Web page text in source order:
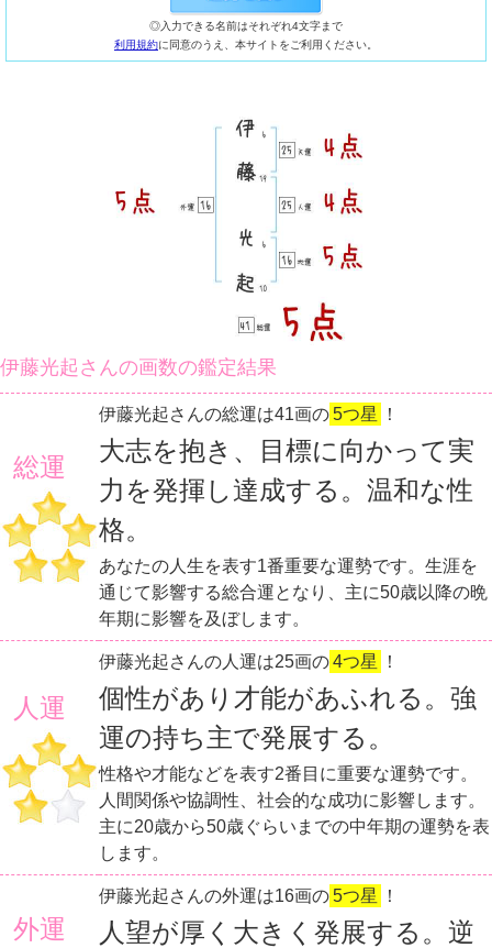
◎入力できる名前はそれぞれ4文字まで
利用規約に同意のうえ、本サイトをご利用ください。
伊藤光起さんの画数の鑑定結果
総運
伊藤光起さんの総運は41画の5つ星 ！
大志を抱き、目標に向かって実
力を発揮し達成する。温和な性
格。
あなたの人生を表す1番重要な運勢です。生涯を
通じて影響する総合運となり、主に50歳以降の晩
年期に影響を及ぼします。
人運
伊藤光起さんの人運は25画の4つ星 ！
個性があり才能があふれる。強
運の持ち主で発展する。
性格や才能などを表す2番目に重要な運勢です。
人間関係や協調性、社会的な成功に影響します。
主に20歳から50歳ぐらいまでの中年期の運勢を表
します。
外運
伊藤光起さんの外運は16画の5つ星 ！
人望が厚く大きく発展する。逆